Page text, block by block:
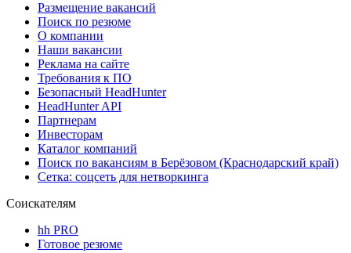
Размещение вакансий
Поиск по резюме
О компании
Наши вакансии
Реклама на сайте
Требования к ПО
Безопасный HeadHunter
HeadHunter API
Партнерам
Инвесторам
Каталог компаний
Поиск по вакансиям в Берёзовом (Краснодарский край)
Сетка: соцсеть для нетворкинга
Соискателям
hh PRO
Готовое резюме